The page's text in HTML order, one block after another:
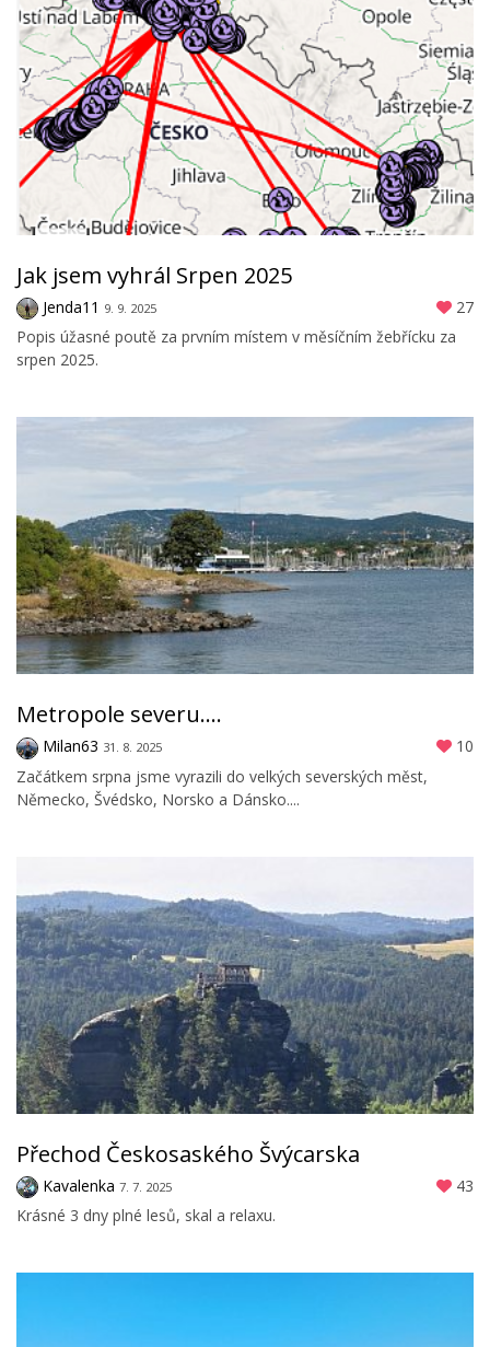
Jak jsem vyhrál Srpen 2025
Jenda11 9. 9. 2025
27
Popis úžasné poutě za prvním místem v měsíčním žebřícku za
srpen 2025.
Metropole severu....
Milan63 31. 8. 2025
10
Začátkem srpna jsme vyrazili do velkých severských měst,
Německo, Švédsko, Norsko a Dánsko....
Přechod Českosaského Švýcarska
Kavalenka 7. 7. 2025
43
Krásné 3 dny plné lesů, skal a relaxu.